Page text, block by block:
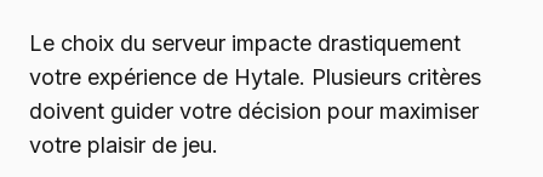
Le choix du serveur impacte drastiquement
votre expérience de Hytale. Plusieurs critères
doivent guider votre décision pour maximiser
votre plaisir de jeu.